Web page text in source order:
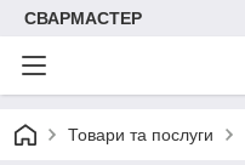
СВАРМАСТЕР
Товари та послуги